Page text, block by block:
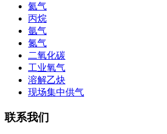
氦气
丙烷
氩气
氮气
二氧化碳
工业氧气
溶解乙炔
现场集中供气
联系我们